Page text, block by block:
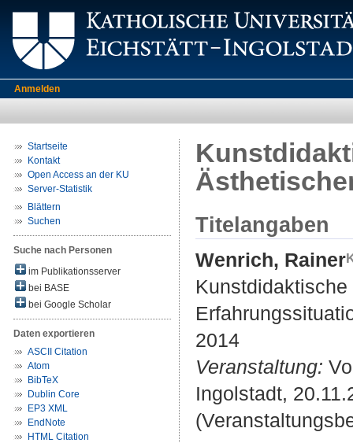
Anmelden
Startseite
Kontakt
Open Access an der KU
Server-Statistik
Blättern
Suchen
Suche nach Personen
im Publikationsserver
bei BASE
bei Google Scholar
Daten exportieren
ASCII Citation
Atom
BibTeX
Dublin Core
EP3 XML
EndNote
HTML Citation
Titelangaben
Wenrich, Rainer
2014
Veranstaltung:
Ingolstadt,